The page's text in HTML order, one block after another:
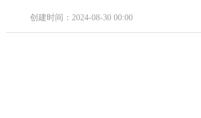
创建时间： 2024-08-30 00:00